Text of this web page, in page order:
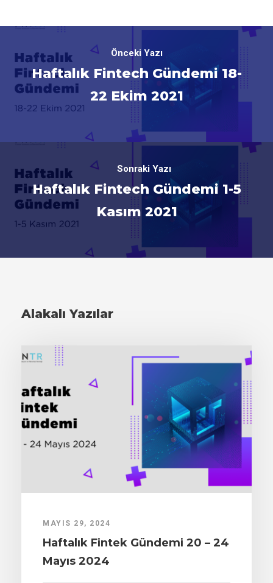
Önceki Yazı
Haftalık Fintech Gündemi 18-
22 Ekim 2021
Sonraki Yazı
Haftalık Fintech Gündemi 1-5
Kasım 2021
Alakalı Yazılar
MAYIS 29, 2024
Haftalık Fintek Gündemi 20 – 24
Mayıs 2024